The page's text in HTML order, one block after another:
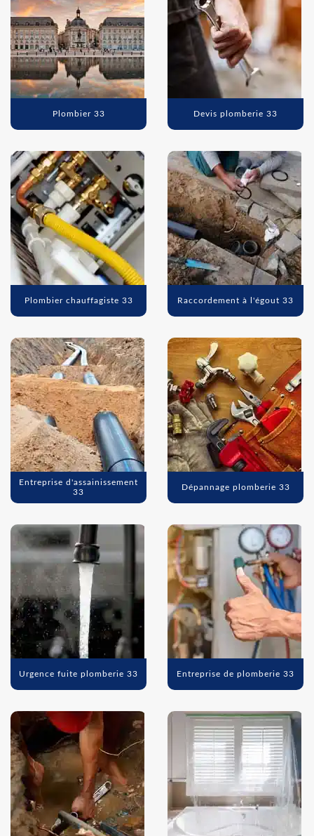
Plombier 33 Devis plomberie 33
Plombier chauffagiste 33 Raccordement à l'égout 33
Entreprise d'assainissement
33
Dépannage plomberie 33
Urgence fuite plomberie 33 Entreprise de plomberie 33